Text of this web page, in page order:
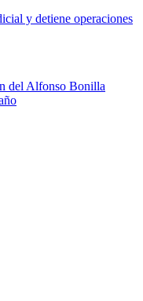
y detiene operaciones
del Alfonso Bonilla